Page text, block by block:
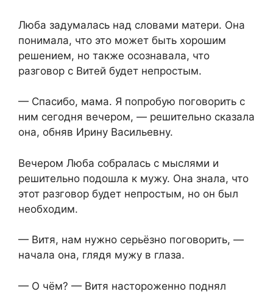
Люба задумалась над словами матери. Она
понимала, что это может быть хорошим
решением, но также осознавала, что
разговор с Витей будет непростым.
— Спасибо, мама. Я попробую поговорить с
ним сегодня вечером, — решительно сказала
она, обняв Ирину Васильевну.
Вечером Люба собралась с мыслями и
решительно подошла к мужу. Она знала, что
этот разговор будет непростым, но он был
необходим.
— Витя, нам нужно серьёзно поговорить, —
начала она, глядя мужу в глаза.
— О чём? — Витя настороженно поднял